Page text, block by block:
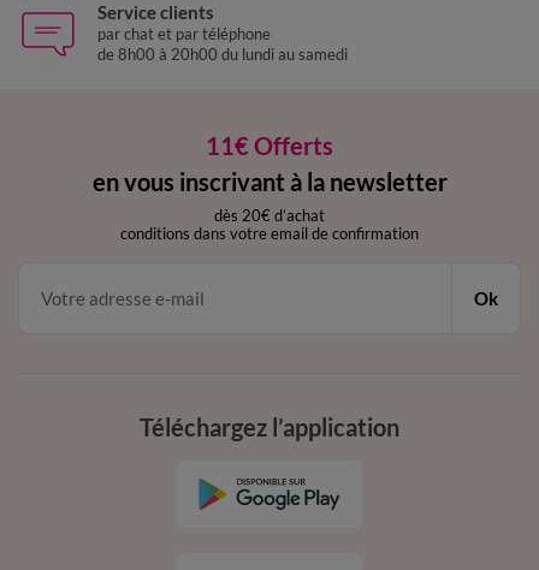
Service clients
par chat et par téléphone
de 8h00 à 20h00 du lundi au samedi
11€ Offerts
en vous inscrivant à la newsletter
dès 20€ d’achat
conditions dans votre email de confirmation
Ok
Téléchargez l’application